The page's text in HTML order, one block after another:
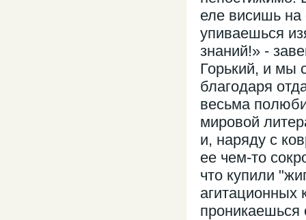
еле висишь на
упиваешься
знаний!» -
Горький, и мы
благодаря
весьма
мировой
и, наряду с
ее чем-то
что купили
агитационных
проникаешься